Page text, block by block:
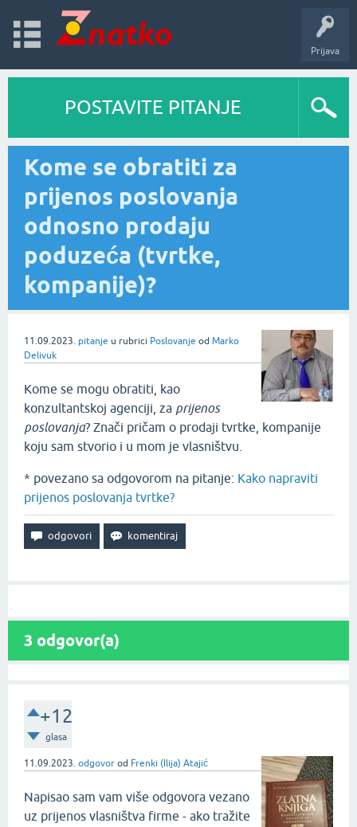
Prijava
POSTAVITE PITANJE
Kome se obratiti za
prijenos poslovanja
odnosno prodaju
poduzeća (tvrtke,
kompanije)?
11.09.2023. pitanje u rubrici Poslovanje od Marko
Delivuk
Kome se mogu obratiti, kao
konzultantskoj agenciji, za prijenos
poslovanja? Znači pričam o prodaji tvrtke, kompanije
koju sam stvorio i u mom je vlasništvu.
* povezano sa odgovorom na pitanje: Kako napraviti
prijenos poslovanja tvrtke?
3 odgovor(a)
+12
glasa
11.09.2023. odgovor od Frenki (Ilija) Atajić
Napisao sam vam više odgovora vezano
uz prijenos vlasništva firme - ako tražite